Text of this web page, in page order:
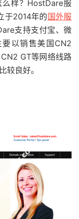
样？HostDare服
于2014年的国外服
支持支付宝、微
以销售美国CN2
GT等网络线路
较良好。